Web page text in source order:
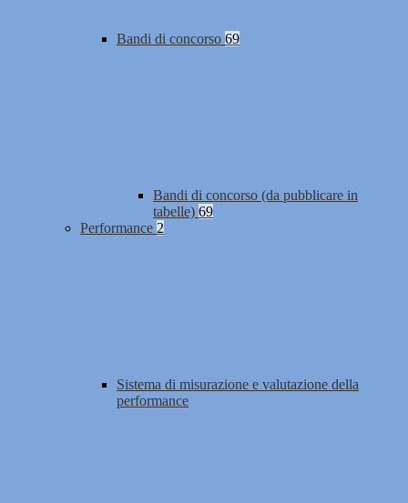
Bandi di concorso 69
Bandi di concorso (da pubblicare in
tabelle) 69
Performance 2
Sistema di misurazione e valutazione della
performance